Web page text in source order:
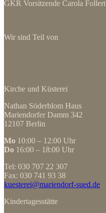
GKR Vorsitzende Carola Follert
Wir sind Teil von
Kirche und Küsterei
Nathan Söderblom Haus
Mariendorfer Damm 342
12107 Berlin
Mo 10:00 – 12:00 Uhr
Do 16:00 – 18:00 Uhr
Tel: 030 707 22 307
Fax: 030 741 93 38
kuesterei@mariendorf-sued.de
Kindertagesstätte